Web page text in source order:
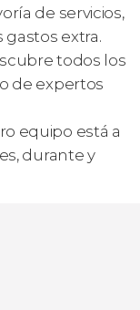
de servicios,
gastos extra.
todos los
de expertos
equipo está a
durante y